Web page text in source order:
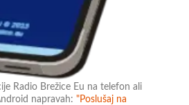
Radio Brežice Eu na telefon ali
napravah:"Poslušaj na